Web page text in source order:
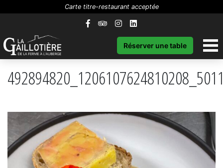
Carte titre-restaurant acceptée
Réserver une table